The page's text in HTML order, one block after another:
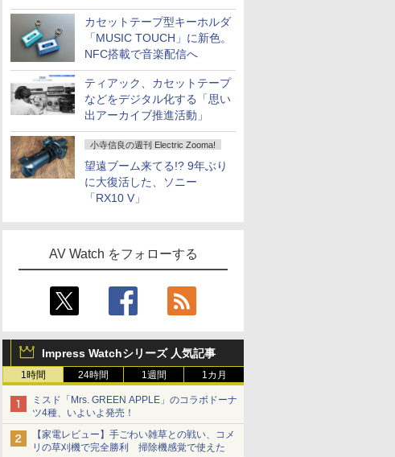
カセットテープ型キーホルダ
「MUSIC TOUCH」に新色。
NFC搭載で音楽配信へ
ティアック、カセットテープ
などをデジタル化する「思い
出アーカイブ推進活動」
小寺信良の週刊 Electric Zooma!
望遠ブーム来てる!? 9年ぶり
に大復活した、ソニー
「RX10 V」
AV Watch をフォローする
Impress Watchシリーズ 人気記事
1時間 24時間 1週間 1カ月
ミスド「Mrs. GREEN APPLE」のコラボドーナ
ツ4種、いよいよ発売！
【家電レビュー】手ごわい雑草との戦い、コメ
リの草刈機で完全勝利 掃除機感覚で使えた